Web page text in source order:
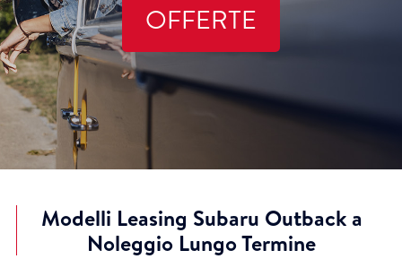
OFFERTE
Modelli Leasing Subaru Outback a
Noleggio Lungo Termine